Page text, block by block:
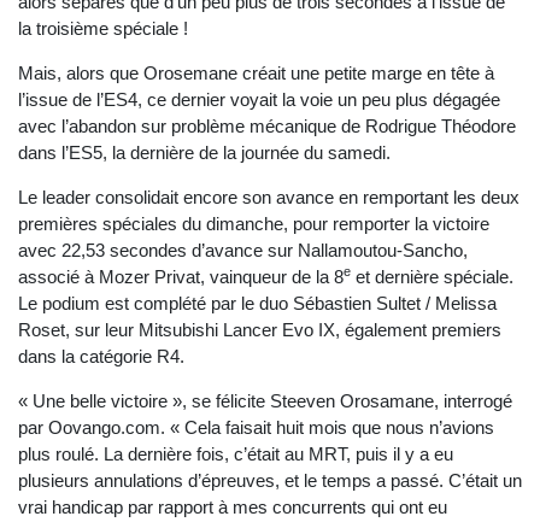
la troisième spéciale !
Mais, alors que Orosemane créait une petite marge en tête à
l’issue de l’ES4, ce dernier voyait la voie un peu plus dégagée
avec l’abandon sur problème mécanique de Rodrigue Théodore
dans l’ES5, la dernière de la journée du samedi.
Le leader consolidait encore son avance en remportant les deux
premières spéciales du dimanche, pour remporter la victoire
avec 22,53 secondes d’avance sur Nallamoutou-Sancho,
associé à Mozer Privat, vainqueur de la 8e et dernière spéciale.
Le podium est complété par le duo Sébastien Sultet / Melissa
Roset, sur leur Mitsubishi Lancer Evo IX, également premiers
dans la catégorie R4.
« Une belle victoire », se félicite Steeven Orosamane, interrogé
par Oovango.com. « Cela faisait huit mois que nous n’avions
plus roulé. La dernière fois, c’était au MRT, puis il y a eu
plusieurs annulations d’épreuves, et le temps a passé. C’était un
vrai handicap par rapport à mes concurrents qui ont eu